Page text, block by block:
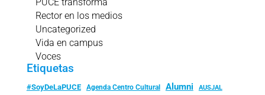
Rector en los medios
Uncategorized
Vida en campus
Voces
Etiquetas
#SoyDeLaPUCE Agenda Centro Cultural Alumni
AUSJAL